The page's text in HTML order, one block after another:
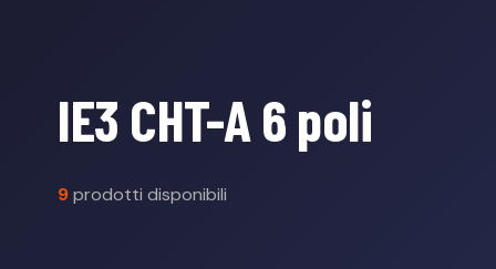
IE3 CHT-A 6 poli
9prodotti disponibili